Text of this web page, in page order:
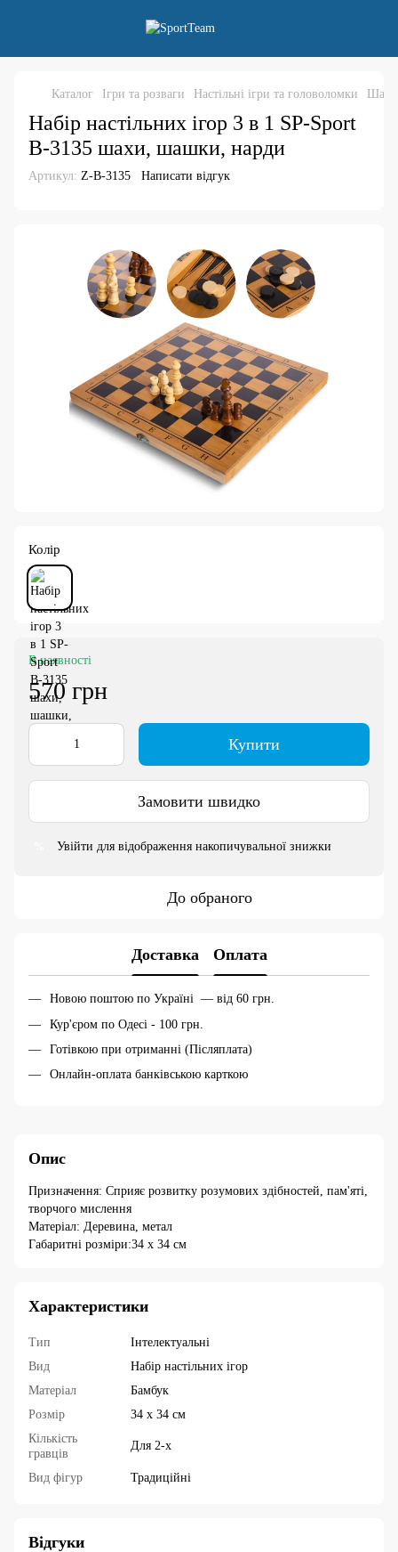
Каталог Ігри та розваги Настільні ігри та головоломки
Набір настільних ігор 3 в 1 SP-Sport
B-3135 шахи, шашки, нарди
Артикул: Z-B-3135 Написати відгук
Колір
В наявності
570 грн
Купити
Замовити швидко
Увійти для відображення накопичувальної знижки
До обраного
Доставка Оплата
Новою поштою по Україні — від 60 грн.
Кур'єром по Одесі - 100 грн.
Готівкою при отриманні (Післяплата)
Онлайн-оплата банківською карткою
Опис
Призначення: Cприяє розвитку розумових здібностей, пам'яті,
творчого мислення
Матеріал: Деревина, метал
Габаритні розміри:34 x 34 см
Характеристики
Тип
Інтелектуальні
Вид
Набір настільних ігор
Матеріал
Бамбук
Розмір
34 х 34 см
Кількість
гравців
Для 2-х
Вид фігур Традиційні
Відгуки